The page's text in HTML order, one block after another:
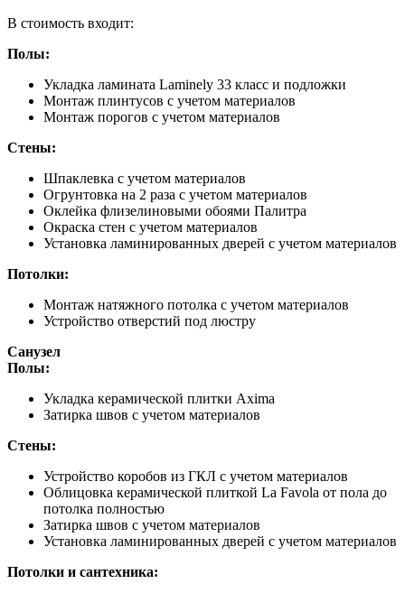
В стоимость входит:
Полы:
Укладка ламината Laminely 33 класс и подложки
Монтаж плинтусов с учетом материалов
Монтаж порогов с учетом материалов
Стены:
Шпаклевка с учетом материалов
Огрунтовка на 2 раза с учетом материалов
Оклейка флизелиновыми обоями Палитра
Окраска стен с учетом материалов
Установка ламинированных дверей с учетом материалов
Потолки:
Монтаж натяжного потолка с учетом материалов
Устройство отверстий под люстру
Санузел
Полы:
Укладка керамической плитки Axima
Затирка швов с учетом материалов
Стены:
Устройство коробов из ГКЛ с учетом материалов
Облицовка керамической плиткой La Favola от пола до
потолка полностью
Затирка швов с учетом материалов
Установка ламинированных дверей с учетом материалов
Потолки и сантехника: